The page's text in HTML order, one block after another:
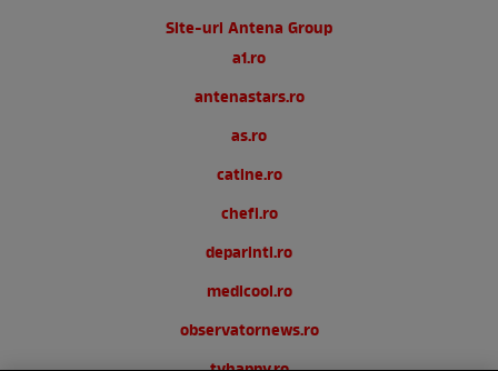
Site-uri Antena Group
a1.ro
antenastars.ro
as.ro
catine.ro
chefi.ro
deparinti.ro
medicool.ro
observatornews.ro